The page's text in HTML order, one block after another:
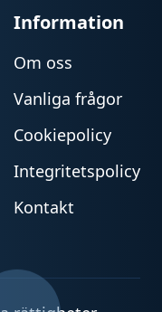
Information
Om oss
Vanliga frågor
Cookiepolicy
Integritetspolicy
Kontakt